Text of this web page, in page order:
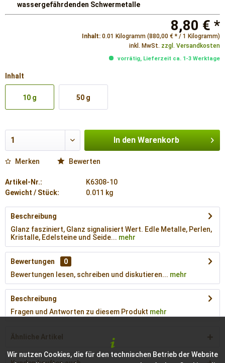
wassergefährdenden Schwermetalle
8,80 € *
Inhalt: 0.01 Kilogramm (880,00 € * / 1 Kilogramm)
inkl. MwSt. zzgl. Versandkosten
vorrätig, Lieferzeit ca. 1-3 Werktage
Inhalt
10 g 50 g
In den Warenkorb
Merken Bewerten
Artikel-Nr.:
K6308-10
Gewicht / Stück:
0.011 kg
Beschreibung
Glanz fasziniert, Glanz signalisiert Wert. Edle Metalle, Perlen,
Kristalle, Edelsteine und Seide... mehr
Bewertungen
0
Bewertungen lesen, schreiben und diskutieren... mehr
Beschreibung
Fragen und Antworten zu diesem Produkt mehr
Ähnliche Artikel
Wir nutzen Cookies, die für den technischen Betrieb der Website